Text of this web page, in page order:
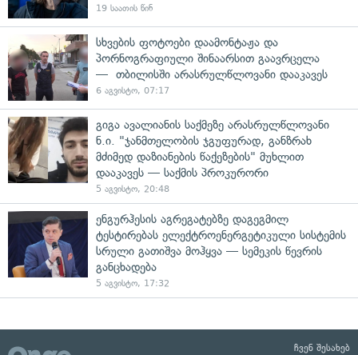
19 საათის წინ
სხვების ფოტოები დაამონტაჟა და
პორნოგრაფიული შინაარსით გაავრცელა
— თბილისში არასრულწლოვანი დააკავეს
6 აგვისტო, 07:17
გიგა ავალიანის საქმეზე არასრულწლოვანი
ნ.ი. "ჯანმთელობის ჯგუფურად, განზრახ
მძიმედ დაზიანების წაქეზების" მუხლით
დააკავეს — საქმის პროკურორი
5 აგვისტო, 20:48
ენგურჰესის აგრეგატებზე დაგეგმილ
ტესტირებას ელექტროენერგეტიკული სისტემის
სრული გათიშვა მოჰყვა — სემეკის წევრის
განცხადება
5 აგვისტო, 17:32
ჩვენ შესახებ